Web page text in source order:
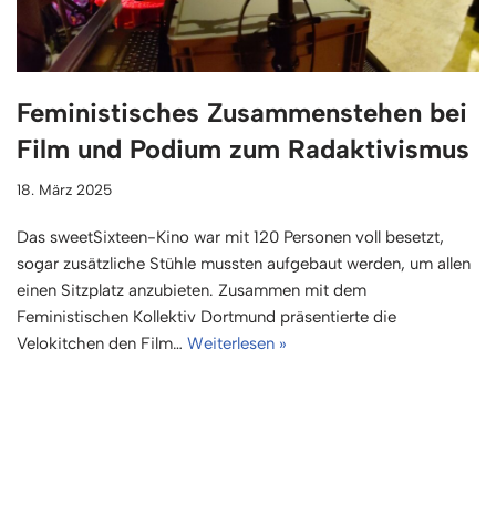
Feministisches Zusammenstehen bei
Film und Podium zum Radaktivismus
18. März 2025
Das sweetSixteen-Kino war mit 120 Personen voll besetzt,
sogar zusätzliche Stühle mussten aufgebaut werden, um allen
einen Sitzplatz anzubieten. Zusammen mit dem
Feministischen Kollektiv Dortmund präsentierte die
Velokitchen den Film… Weiterlesen »